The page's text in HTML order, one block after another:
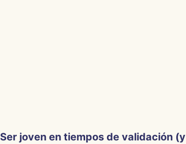
Ser joven en tiempos de validación (y